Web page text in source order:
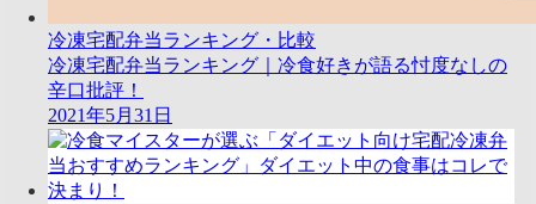
冷凍宅配弁当ランキング・比較
冷凍宅配弁当ランキング｜冷食好きが語る忖度なしの
辛口批評！
2021年5月31日